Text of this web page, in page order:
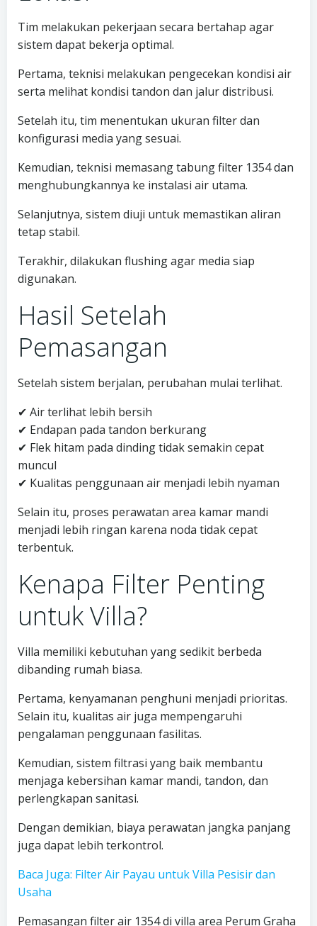
Tim melakukan pekerjaan secara bertahap agar
sistem dapat bekerja optimal.
Pertama, teknisi melakukan pengecekan kondisi air
serta melihat kondisi tandon dan jalur distribusi.
Setelah itu, tim menentukan ukuran filter dan
konfigurasi media yang sesuai.
Kemudian, teknisi memasang tabung filter 1354 dan
menghubungkannya ke instalasi air utama.
Selanjutnya, sistem diuji untuk memastikan aliran
tetap stabil.
Terakhir, dilakukan flushing agar media siap
digunakan.
Hasil Setelah
Pemasangan
Setelah sistem berjalan, perubahan mulai terlihat.
✔ Air terlihat lebih bersih
✔ Endapan pada tandon berkurang
✔ Flek hitam pada dinding tidak semakin cepat
muncul
✔ Kualitas penggunaan air menjadi lebih nyaman
Selain itu, proses perawatan area kamar mandi
menjadi lebih ringan karena noda tidak cepat
terbentuk.
Kenapa Filter Penting
untuk Villa?
Villa memiliki kebutuhan yang sedikit berbeda
dibanding rumah biasa.
Pertama, kenyamanan penghuni menjadi prioritas.
Selain itu, kualitas air juga mempengaruhi
pengalaman penggunaan fasilitas.
Kemudian, sistem filtrasi yang baik membantu
menjaga kebersihan kamar mandi, tandon, dan
perlengkapan sanitasi.
Dengan demikian, biaya perawatan jangka panjang
juga dapat lebih terkontrol.
Baca Juga: Filter Air Payau untuk Villa Pesisir dan
Usaha
Pemasangan filter air 1354 di villa area Perum Graha